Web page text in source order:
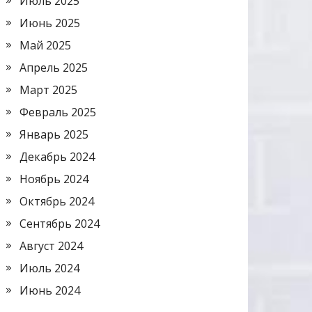
Июнь 2025
Май 2025
Апрель 2025
Март 2025
Февраль 2025
Январь 2025
Декабрь 2024
Ноябрь 2024
Октябрь 2024
Сентябрь 2024
Август 2024
Июль 2024
Июнь 2024